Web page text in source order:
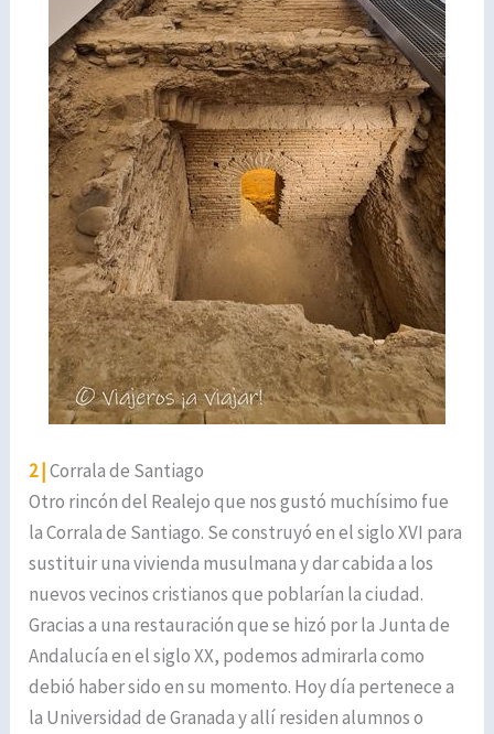
2 |Corrala de Santiago
Otro rincón del Realejo que nos gustó muchísimo fue
la Corrala de Santiago. Se construyó en el siglo XVI para
sustituir una vivienda musulmana y dar cabida a los
nuevos vecinos cristianos que poblarían la ciudad.
Gracias a una restauración que se hizó por la Junta de
Andalucía en el siglo XX, podemos admirarla como
debió haber sido en su momento. Hoy día pertenece a
la Universidad de Granada y allí residen alumnos o